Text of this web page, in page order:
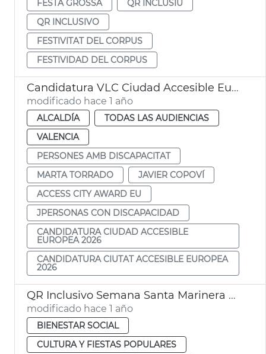
FESTA GROSSA
QR INCLUSIU
QR INCLUSIVO
FESTIVITAT DEL CORPUS
FESTIVIDAD DEL CORPUS
Candidatura VLC Ciudad Accesible Europea 2026 - Access City Award EU
modificado hace 1 año
ALCALDÍA
TODAS LAS AUDIENCIAS
VALENCIA
PERSONES AMB DISCAPACITAT
MARTA TORRADO
JAVIER COPOVÍ
ACCESS CITY AWARD EU
JPERSONAS CON DISCAPACIDAD
CANDIDATURA CIUDAD ACCESIBLE
EUROPEA 2026
CANDIDATURA CIUTAT ACCESIBLE EUROPEA
2026
QR Inclusivo Semana Santa Marinera de València
modificado hace 1 año
BIENESTAR SOCIAL
CULTURA Y FIESTAS POPULARES